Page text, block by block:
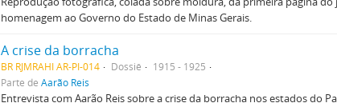
homenagem ao Governo do Estado de Minas Gerais.
A crise da borracha
BR RJMRAHI AR-PI-014 Dossiê
1915 - 1925
Parte de Aarão Reis
Entrevista com Aarão Reis sobre a crise da borracha nos estados do